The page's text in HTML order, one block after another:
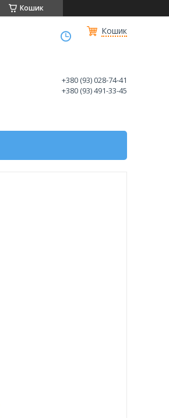
Кошик
Кошик
+380 (93) 028-74-41
+380 (93) 491-33-45